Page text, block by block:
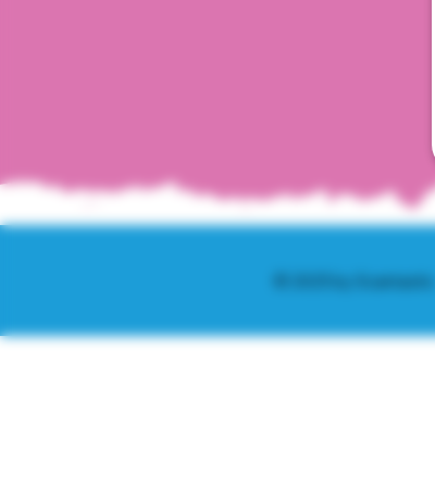
© 2025 by Scantastic.